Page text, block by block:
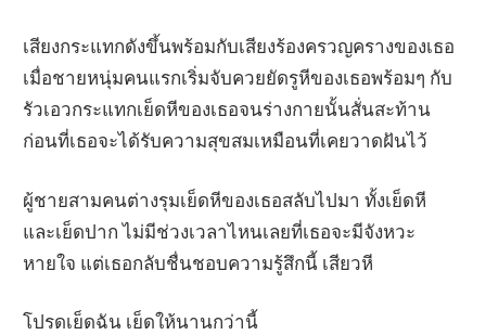
เสียงกระแทกดังขึ้นพร้อมกับเสียงร้องครวญครางของเธอ
เมื่อชายหนุ่มคนแรกเริ่มจับควยยัดรูหีของเธอพร้อมๆ กับ
รัวเอวกระแทกเย็ดหีของเธอจนร่างกายนั้นสั่นสะท้าน
ก่อนที่เธอจะได้รับความสุขสมเหมือนที่เคยวาดฝันไว้
ผู้ชายสามคนต่างรุมเย็ดหีของเธอสลับไปมา ทั้งเย็ดหี
และเย็ดปาก ไม่มีช่วงเวลาไหนเลยที่เธอจะมีจังหวะ
หายใจ แต่เธอกลับชื่นชอบความรู้สึกนี้ เสียวหี
โปรดเย็ดฉัน เย็ดให้นานกว่านี้